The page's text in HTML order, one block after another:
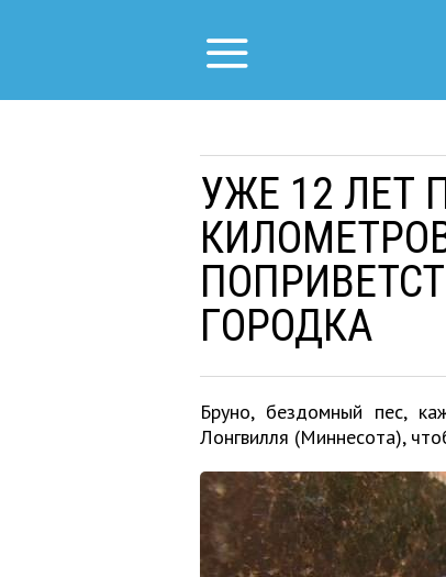
УЖЕ 12 ЛЕТ
ГОРОДКА
Бруно, бездомный пес,
Лонгвилля (Миннесота),